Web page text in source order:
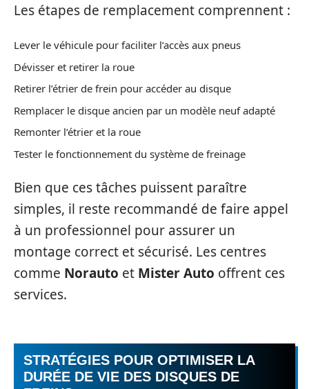
Les étapes de remplacement comprennent :
Lever le véhicule pour faciliter l’accès aux pneus
Dévisser et retirer la roue
Retirer l’étrier de frein pour accéder au disque
Remplacer le disque ancien par un modèle neuf adapté
Remonter l’étrier et la roue
Tester le fonctionnement du système de freinage
Bien que ces tâches puissent paraître
simples, il reste recommandé de faire appel
à un professionnel pour assurer un
montage correct et sécurisé. Les centres
comme Norauto et Mister Auto offrent ces
services.
STRATÉGIES POUR OPTIMISER LA
DURÉE DE VIE DES DISQUES DE